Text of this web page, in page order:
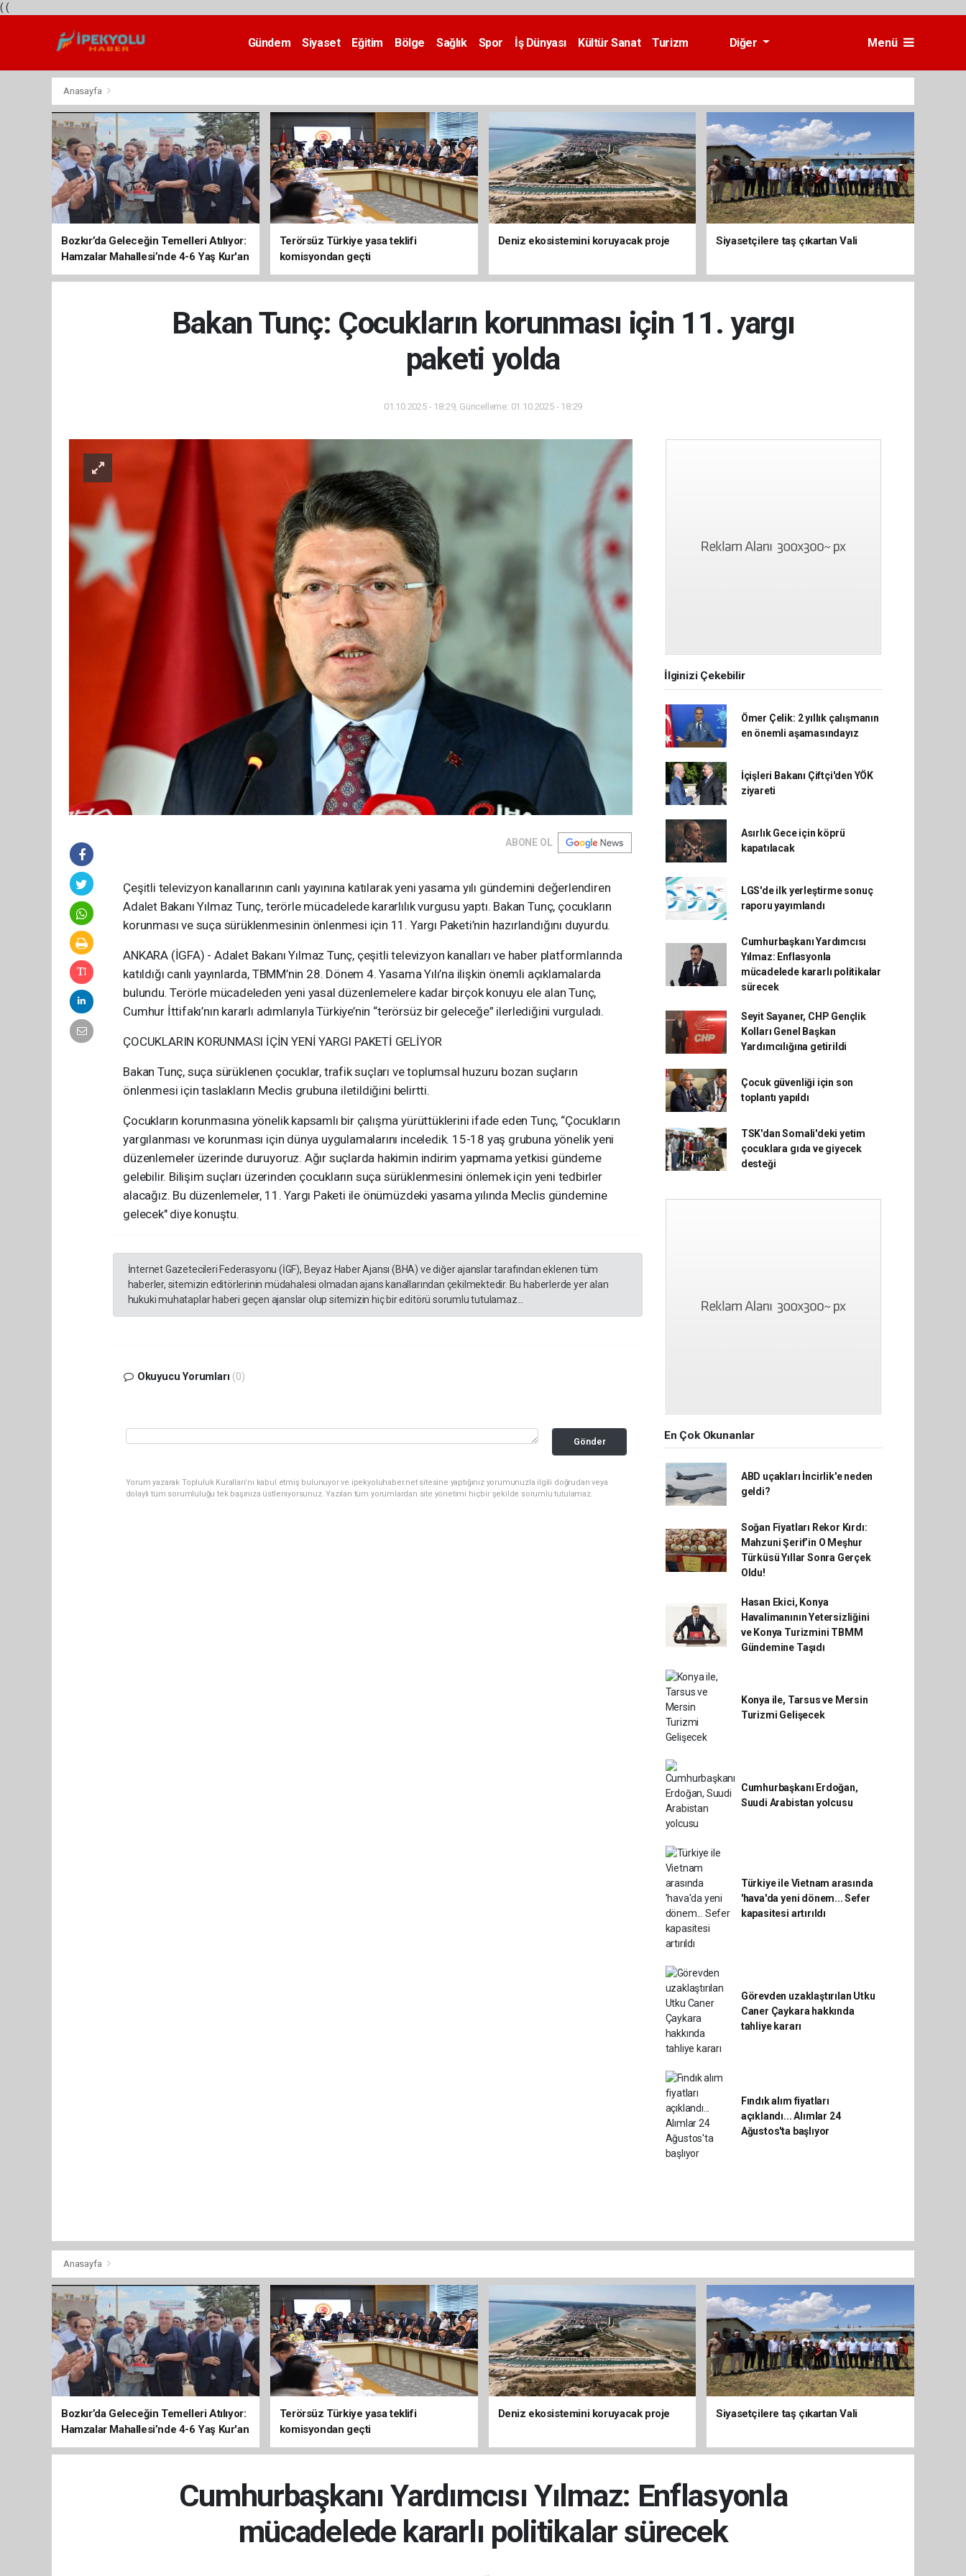
( (
Gündem Siyaset Eğitim Bölge Sağlık Spor İş Dünyası Kültür Sanat
Turizm
Diğer Menü
Anasayfa
Bozkır’da Geleceğin Temelleri Atılıyor:
Hamzalar Mahallesi’nde 4-6 Yaş Kur'an
Kursu İnşaatı Başladı
Terörsüz Türkiye yasa teklifi
komisyondan geçti
Deniz ekosistemini koruyacak proje Siyasetçilere taş çıkartan Vali
Bakan Tunç: Çocukların korunması için 11. yargı
paketi yolda
01.10.2025 - 18:29, Güncelleme: 01.10.2025 - 18:29
ABONE OL
Çeşitli televizyon kanallarının canlı yayınına katılarak yeni yasama yılı gündemini değerlendiren
Adalet Bakanı Yılmaz Tunç, terörle mücadelede kararlılık vurgusu yaptı. Bakan Tunç, çocukların
korunması ve suça sürüklenmesinin önlenmesi için 11. Yargı Paketi’nin hazırlandığını duyurdu.
ANKARA (İGFA) - Adalet Bakanı Yılmaz Tunç, çeşitli televizyon kanalları ve haber platformlarında
katıldığı canlı yayınlarda, TBMM’nin 28. Dönem 4. Yasama Yılı’na ilişkin önemli açıklamalarda
bulundu. Terörle mücadeleden yeni yasal düzenlemelere kadar birçok konuyu ele alan Tunç,
Cumhur İttifakı’nın kararlı adımlarıyla Türkiye’nin “terörsüz bir geleceğe” ilerlediğini vurguladı.
ÇOCUKLARIN KORUNMASI İÇİN YENİ YARGI PAKETİ GELİYOR
Bakan Tunç, suça sürüklenen çocuklar, trafik suçları ve toplumsal huzuru bozan suçların
önlenmesi için taslakların Meclis grubuna iletildiğini belirtti.
Çocukların korunmasına yönelik kapsamlı bir çalışma yürüttüklerini ifade eden Tunç, “Çocukların
yargılanması ve korunması için dünya uygulamalarını inceledik. 15-18 yaş grubuna yönelik yeni
düzenlemeler üzerinde duruyoruz. Ağır suçlarda hakimin indirim yapmama yetkisi gündeme
gelebilir. Bilişim suçları üzerinden çocukların suça sürüklenmesini önlemek için yeni tedbirler
alacağız. Bu düzenlemeler, 11. Yargı Paketi ile önümüzdeki yasama yılında Meclis gündemine
gelecek" diye konuştu.
İnternet Gazetecileri Federasyonu (İGF), Beyaz Haber Ajansı (BHA) ve diğer ajanslar tarafından eklenen tüm
haberler, sitemizin editörlerinin müdahalesi olmadan ajans kanallarından çekilmektedir. Bu haberlerde yer alan
hukuki muhataplar haberi geçen ajanslar olup sitemizin hiç bir editörü sorumlu tutulamaz...
Okuyucu Yorumları (0)
Gönder
Yorum yazarak Topluluk Kuralları’nı kabul etmiş bulunuyor ve ipekyoluhaber.net sitesine yaptığınız yorumunuzla ilgili doğrudan veya
dolaylı tüm sorumluluğu tek başınıza üstleniyorsunuz. Yazılan tüm yorumlardan site yönetimi hiçbir şekilde sorumlu tutulamaz.
İlginizi Çekebilir
Ömer Çelik: 2 yıllık çalışmanın
en önemli aşamasındayız
İçişleri Bakanı Çiftçi'den YÖK
ziyareti
Asırlık Gece için köprü
kapatılacak
LGS'de ilk yerleştirme sonuç
raporu yayımlandı
Cumhurbaşkanı Yardımcısı
Yılmaz: Enflasyonla
mücadelede kararlı politikalar
sürecek
Seyit Sayaner, CHP Gençlik
Kolları Genel Başkan
Yardımcılığına getirildi
Çocuk güvenliği için son
toplantı yapıldı
TSK'dan Somali'deki yetim
çocuklara gıda ve giyecek
desteği
En Çok Okunanlar
ABD uçakları İncirlik'e neden
geldi?
Soğan Fiyatları Rekor Kırdı:
Mahzuni Şerif’in O Meşhur
Türküsü Yıllar Sonra Gerçek
Oldu!
Hasan Ekici, Konya
Havalimanının Yetersizliğini
ve Konya Turizmini TBMM
Gündemine Taşıdı
Konya ile, Tarsus ve Mersin
Turizmi Gelişecek
Cumhurbaşkanı Erdoğan,
Suudi Arabistan yolcusu
Türkiye ile Vietnam arasında
'hava'da yeni dönem... Sefer
kapasitesi artırıldı
Görevden uzaklaştırılan Utku
Caner Çaykara hakkında
tahliye kararı
Fındık alım fiyatları
açıklandı... Alımlar 24
Ağustos'ta başlıyor
Anasayfa
Bozkır’da Geleceğin Temelleri Atılıyor:
Hamzalar Mahallesi’nde 4-6 Yaş Kur'an
Kursu İnşaatı Başladı
Terörsüz Türkiye yasa teklifi
komisyondan geçti
Deniz ekosistemini koruyacak proje Siyasetçilere taş çıkartan Vali
Cumhurbaşkanı Yardımcısı Yılmaz: Enflasyonla
mücadelede kararlı politikalar sürecek